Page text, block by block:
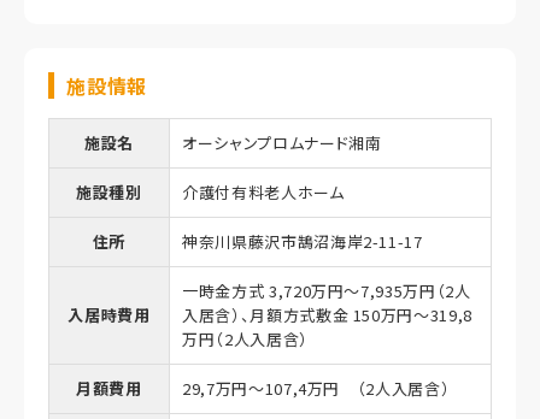
施設情報
施設名 オーシャンプロムナード湘南
施設種別 介護付有料老人ホーム
住所 神奈川県藤沢市鵠沼海岸2-11-17
入居時費用
一時金方式 3,720万円～7,935万円（2人
入居含）、月額方式敷金 150万円～319,8
万円（2人入居含）
月額費用 29,7万円～107,4万円 （2人入居含）